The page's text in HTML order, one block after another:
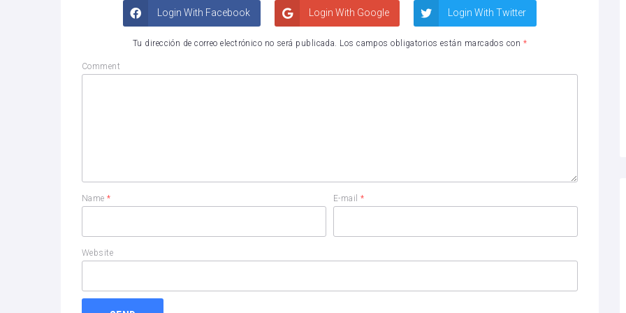
Login With Facebook Login With Google Login With Twitter
Tu dirección de correo electrónico no será publicada. Los campos obligatorios están marcados con *
Comment
Name* E-mail*
Website